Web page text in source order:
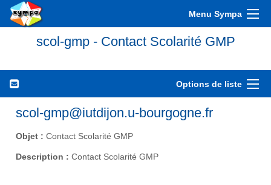
Menu Sympa
scol-gmp - Contact Scolarité GMP
Options de liste
scol-gmp@iutdijon.u-bourgogne.fr
Objet : Contact Scolarité GMP
Description : Contact Scolarité GMP